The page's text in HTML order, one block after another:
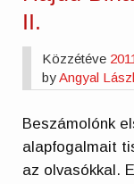
II.
Közzétéve
byAngyal
Beszámolónk
alapfogalmait
az olvasókkal.